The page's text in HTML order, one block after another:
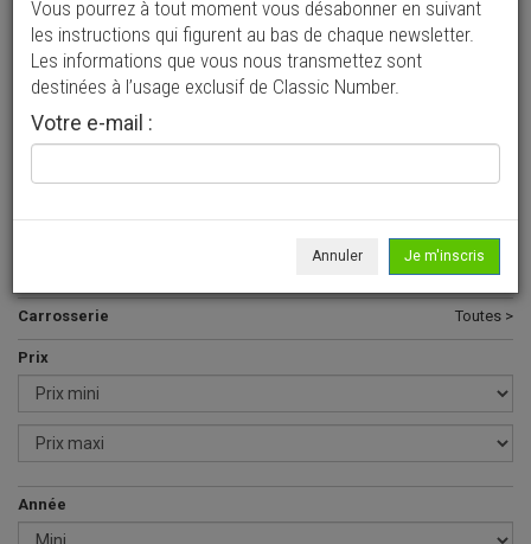
Vos annonces vues par
plus de 4 millions de collectionneurs
Ajouter une annonce
> Rechercher un véhicule
Tous >
Carrosserie Toutes >
Prix
Année
Vous pourrez à tout moment vous désabonner en suivant
les instructions qui figurent au bas de chaque newsletter.
Les informations que vous nous transmettez sont
destinées à l’usage exclusif de Classic Number.
Votre e-mail :
Annuler Je m'inscris